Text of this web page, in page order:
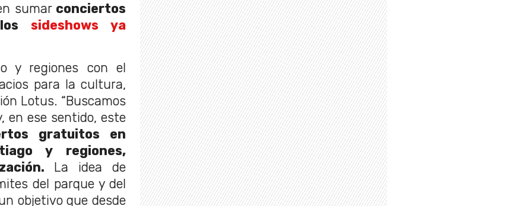
sumar conciertos
lossideshows ya
y regiones con el
para la cultura,
Lotus. “Buscamos
en ese sentido, este
gratuitos en
y regiones,
La idea de
del parque y del
objetivo que desde